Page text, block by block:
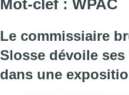
Mot-clef : WPAC
Le commissiaire
Slosse dévoile
dans une